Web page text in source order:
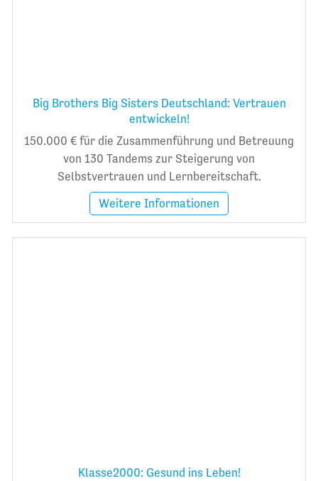
Big Brothers Big Sisters Deutschland: Vertrauen
entwickeln!
150.000 € für die Zusammenführung und Betreuung
von 130 Tandems zur Steigerung von
Selbstvertrauen und Lernbereitschaft.
Weitere Informationen
Klasse2000: Gesund ins Leben!